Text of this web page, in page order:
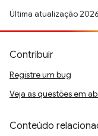
Última atualização
Contribuir
Registre um bug
Veja as questões em
Conteúdo